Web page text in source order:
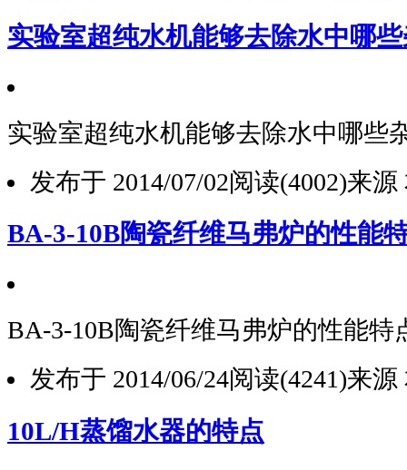
实验室超纯水机能够去除水中哪
实验室超纯水机能够去除水中哪些
发布于 2014/07/02阅读(4002)来源
BA-3-10B陶瓷纤维马弗炉的性能
BA-3-10B陶瓷纤维马弗炉的性能特
发布于 2014/06/24阅读(4241)来源
10L/H蒸馏水器的特点